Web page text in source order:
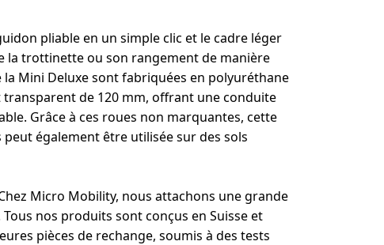
pliable en un simple clic et le cadre léger
la trottinette ou son rangement de manière
la Mini Deluxe sont fabriquées en polyuréthane
transparent de 120 mm, offrant une conduite
Grâce à ces roues non marquantes, cette
également être utilisée sur des sols
Micro Mobility, nous attachons une grande
nos produits sont conçus en Suisse et
pièces de rechange, soumis à des tests